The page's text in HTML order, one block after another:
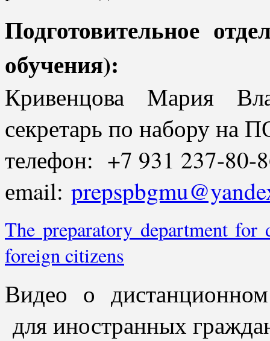
Подготовительное
обучения):
Кривенцова Мария
секретарь по набору на
телефон: +7 931 237-80-
еmail:
The preparatory department
foreign citizens
Видео о дистанционном
для иностранных